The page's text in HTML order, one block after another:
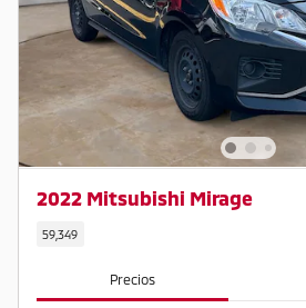
2022 Mitsubishi Mirage
59,349
Precios